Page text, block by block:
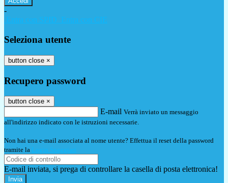
-
Entra con SPID
Entra con CIE
Seleziona utente
button close ×
Recupero password
button close ×
E-mail Verrà inviato un messaggio
all'indirizzo indicato con le istruzioni necessarie.
Non hai una e-mail associata al nome utente? Effettua il reset della password
tramite la Login Spaggiari
E-mail inviata, si prega di controllare la casella di posta elettronica!